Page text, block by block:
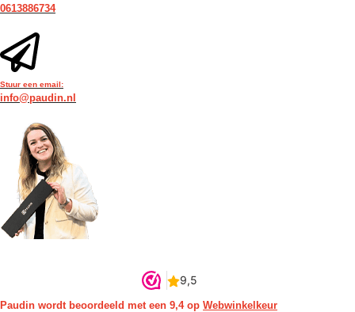
0613886734
Stuur een email:
info@paudin.nl
Paudin wordt beoordeeld met een 9,4 op Webwinkelkeur